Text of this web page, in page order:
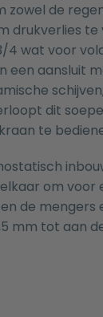
zowel de
drukverlies
4 wat voor
een aansluit
dit
te
om
de mengers
mm tot aan